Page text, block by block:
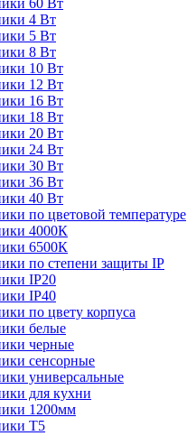
60 Вт
4 Вт
5 Вт
8 Вт
10 Вт
12 Вт
16 Вт
18 Вт
20 Вт
24 Вт
30 Вт
36 Вт
40 Вт
по цветовой температуре
4000К
6500К
по степени защиты IP
IP20
IP40
по цвету корпуса
белые
черные
сенсорные
универсальные
для кухни
1200мм
Т5